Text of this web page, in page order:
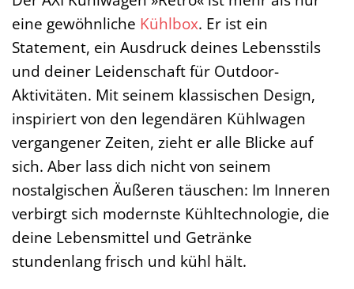
eine gewöhnliche Kühlbox. Er ist ein
Statement, ein Ausdruck deines Lebensstils
und deiner Leidenschaft für Outdoor-
Aktivitäten. Mit seinem klassischen Design,
inspiriert von den legendären Kühlwagen
vergangener Zeiten, zieht er alle Blicke auf
sich. Aber lass dich nicht von seinem
nostalgischen Äußeren täuschen: Im Inneren
verbirgt sich modernste Kühltechnologie, die
deine Lebensmittel und Getränke
stundenlang frisch und kühl hält.